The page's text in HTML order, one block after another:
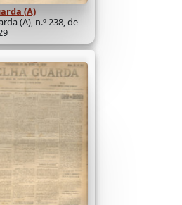
(A)
(A), n.º 238, de